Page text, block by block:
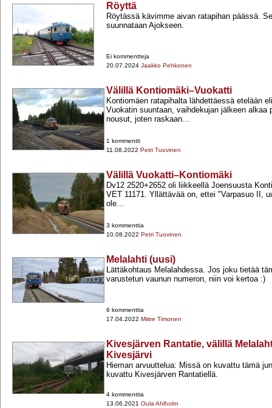
Röyttä
Röytässä kävimme aivan ratapihan päässä.
suunnataan Ajokseen.
Ei kommentteja
20.07.2024 Jaakko Pehkonen
Välillä Kontiomäki–Vuokatti
Kontiomäen ratapihalta lähdettäessä etelään
Vuokatin suuntaan, vaihdekujan jälkeen alkaa
nousut, joten raskaan...
1 kommentti
11.08.2022 Petri Tuovinen
Välillä Vuokatti–Kontiomäki
Dv12 2520+​2652 oli liikkeellä Joensuusta
VET 11171. Yllättävää on, ettei "Varpasuo II,
ole...
3 kommenttia
10.08.2022 Petri Tuovinen
Melalahti (uusi)
Lättäkohtaus Melalahdessa. Jos joku tietää
varustetun vaunun numeron, niin voi kertoa :)
6 kommenttia
17.04.2022 Miitre Timonen
Kivesjärven Rantatie, välillä
Kivesjärvi
Hieman arvuuttelua: Missä on kuvattu tämä
kuvattu Kivesjärven Rantatiellä.
4 kommenttia
13.06.2021 Oula Ahlholm